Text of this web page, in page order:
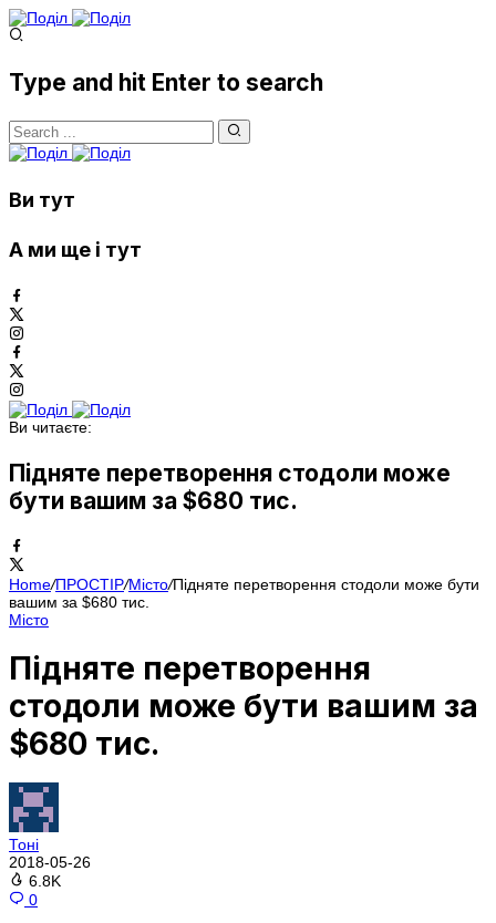
Type and hit Enter to search
Ви тут
А ми ще і тут
Ви читаєте:
Підняте перетворення стодоли може
бути вашим за $680 тис.
Home/ПРОСТІР/Місто/Підняте перетворення стодоли може бути
вашим за $680 тис.
Місто
Підняте перетворення
стодоли може бути вашим за
$680 тис.
Тоні
2018-05-26
6.8K
0